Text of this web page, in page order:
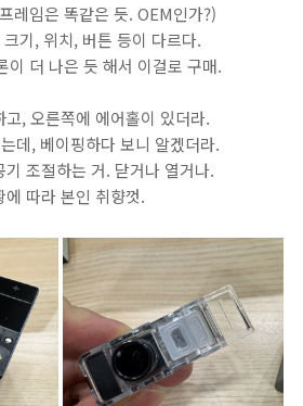
레임은 똑같은 듯. OEM인가?)
기, 위치, 버튼 등이 다르다.
이 더 나은 듯 해서 이걸로 구매.
고, 오른쪽에 에어홀이 있더라.
데, 베이핑하다 보니 알겠더라.
기 조절하는 거. 닫거나 열거나.
에 따라 본인 취향껏.